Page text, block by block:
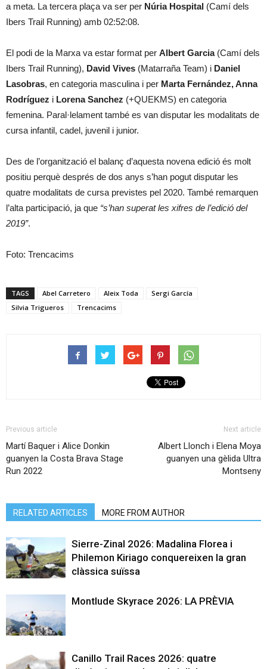
a meta. La tercera plaça va ser per Núria Hospital (Camí dels
Ibers Trail Running) amb 02:52:08.
El podi de la Marxa va estar format per Albert Garcia(Camí dels
Ibers Trail Running), David Vives (Matarraña Team) i Daniel
Lasobras, en categoria masculina i per Marta Fernández, Anna
Rodríguez i Lorena Sanchez (+QUEKMS) en categoria
femenina. Paral·lelament també es van disputar les modalitats de
cursa infantil, cadel, juvenil i junior.
Des de l’organització el balanç d’aquesta novena edició és molt
positiu perquè després de dos anys s’han pogut disputar les
quatre modalitats de cursa previstes pel 2020. També remarquen
l’alta participació, ja que “s’han superat les xifres de l’edició del
2019”.
Foto: Trencacims
TAGS Abel Carretero Aleix Toda
Sergi García
Silvia Trigueros
Trencacims
Previous article
Martí Baquer i Alice Donkin
guanyen la Costa Brava Stage
Run 2022
Next article
Albert Llonch i Elena Moya
guanyen una gèlida Ultra
Montseny
RELATED ARTICLES MORE FROM AUTHOR
Sierre-Zinal 2026: Madalina Florea i
Philemon Kiriago conquereixen la gran
clàssica suïssa
Montlude Skyrace 2026: LA PRÈVIA
Canillo Trail Races 2026: quatre